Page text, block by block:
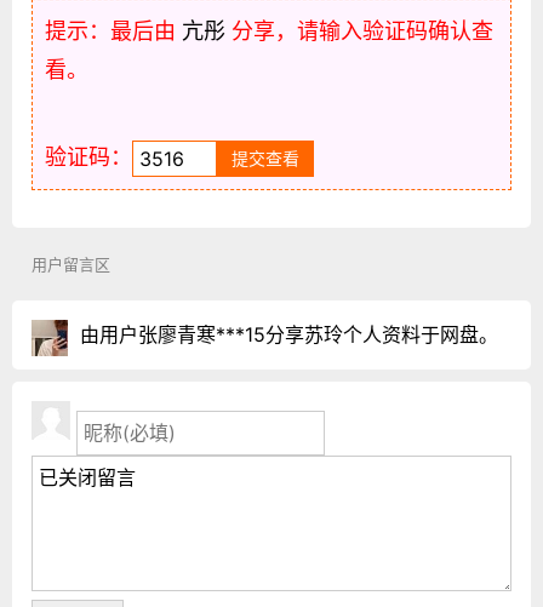
提示：最后由 亢彤 分享，请输入验证码确认查
看。
验证码：
用户留言区
由用户张廖青寒***15分享苏玲个人资料于网盘。